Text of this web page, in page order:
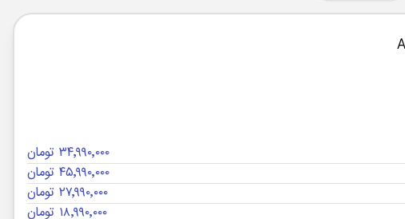
۳۴٬۹۹۰٬۰۰۰ تومان
۴۵٬۹۹۰٬۰۰۰ تومان
۲۷٬۹۹۰٬۰۰۰ تومان
۱۸٬۹۹۰٬۰۰۰ تومان